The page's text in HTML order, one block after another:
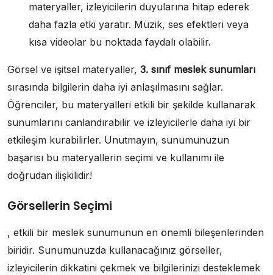
materyaller, izleyicilerin duyularına hitap ederek
daha fazla etki yaratır. Müzik, ses efektleri veya
kısa videolar bu noktada faydalı olabilir.
Görsel ve işitsel materyaller, 3. sınıf meslek sunumları
sırasında bilgilerin daha iyi anlaşılmasını sağlar.
Öğrenciler, bu materyalleri etkili bir şekilde kullanarak
sunumlarını canlandırabilir ve izleyicilerle daha iyi bir
etkileşim kurabilirler. Unutmayın, sunumunuzun
başarısı bu materyallerin seçimi ve kullanımı ile
doğrudan ilişkilidir!
Görsellerin Seçimi
, etkili bir meslek sunumunun en önemli bileşenlerinden
biridir. Sunumunuzda kullanacağınız görseller,
izleyicilerin dikkatini çekmek ve bilgilerinizi desteklemek